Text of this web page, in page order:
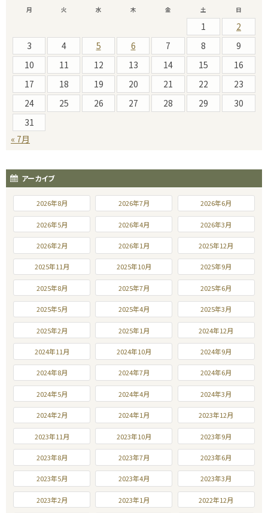
月 火 水 木 金 土 日
1
2
3
4 5 6 7 8
9
10
11 12 13 14 15
16
17
18 19 20 21 22
23
24
25 26 27 28 29
30
31
« 7月
アーカイブ
2026年8月 2026年7月 2026年6月
2026年5月 2026年4月 2026年3月
2026年2月 2026年1月 2025年12月
2025年11月 2025年10月 2025年9月
2025年8月 2025年7月 2025年6月
2025年5月 2025年4月 2025年3月
2025年2月 2025年1月 2024年12月
2024年11月 2024年10月 2024年9月
2024年8月 2024年7月 2024年6月
2024年5月 2024年4月 2024年3月
2024年2月 2024年1月 2023年12月
2023年11月 2023年10月 2023年9月
2023年8月 2023年7月 2023年6月
2023年5月 2023年4月 2023年3月
2023年2月 2023年1月 2022年12月